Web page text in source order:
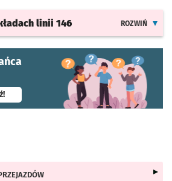
linii 146 ROZWIŃ
- otworzy się w nowej karcie